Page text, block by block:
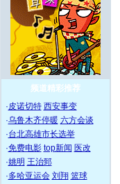
频道精彩推荐
·皮诺切特 西安事变
·乌鲁木齐停暖 六方会谈
·台北高雄市长选举
·免费电影 top新闻 医改
·姚明 王治郅
·多哈亚运会 刘翔 篮球